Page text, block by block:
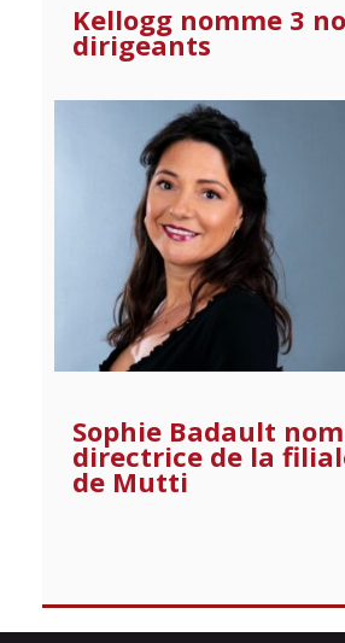
Kellogg nomme 3
dirigeants
Sophie Badault
directrice de la
de Mutti